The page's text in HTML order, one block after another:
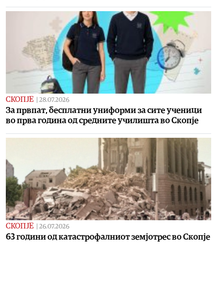
СКОПЈЕ | 28.07.2026
За првпат, бесплатни униформи за сите ученици
во прва година од средните училишта во Скопје
СКОПЈЕ | 26.07.2026
63 години од катастрофалниот земјотрес во Скопје